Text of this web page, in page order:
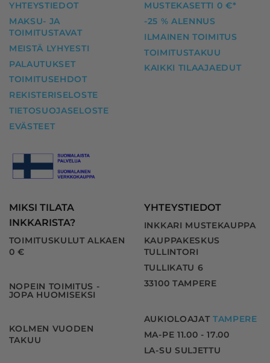
YHTEYSTIEDOT
MAKSU- JA
TOIMITUSTAVAT
MEISTÄ LYHYESTI
PALAUTUKSET
TOIMITUSEHDOT
REKISTERISELOSTE
TIETOSUOJASELOSTE
EVÄSTEET
MUSTEKASETTI 0 €*
-25 % ALENNUS
ILMAINEN TOIMITUS
TOIMITUSTAKUU
KAIKKI TILAAJAEDUT
MIKSI TILATA
INKKARISTA?
TOIMITUSKULUT ALKAEN
0 €
NOPEIN TOIMITUS -
JOPA HUOMISEKSI
KOLMEN VUODEN
TAKUU
YHTEYSTIEDOT
INKKARI MUSTEKAUPPA
KAUPPAKESKUS
TULLINTORI
TULLIKATU 6
33100 TAMPERE
AUKIOLOAJAT TAMPERE
MA-PE 11.00 - 17.00
LA-SU SULJETTU